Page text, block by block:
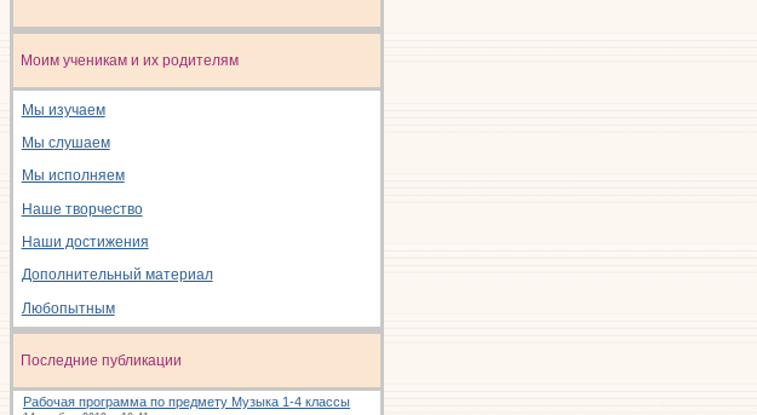
Моим ученикам и их родителям
Мы изучаем
Мы слушаем
Мы исполняем
Наше творчество
Наши достижения
Дополнительный материал
Любопытным
Последние публикации
Рабочая программа по предмету Музыка 1-4 классы